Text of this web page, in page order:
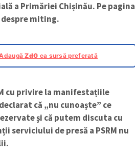
a Primăriei Chișinău. Pe pagina
miting.
ZdG ca sursă preferată
cu privire la manifestațiile
că „nu cunoaște” ce
și că putem discuta cu
serviciului de presă a PSRM nu